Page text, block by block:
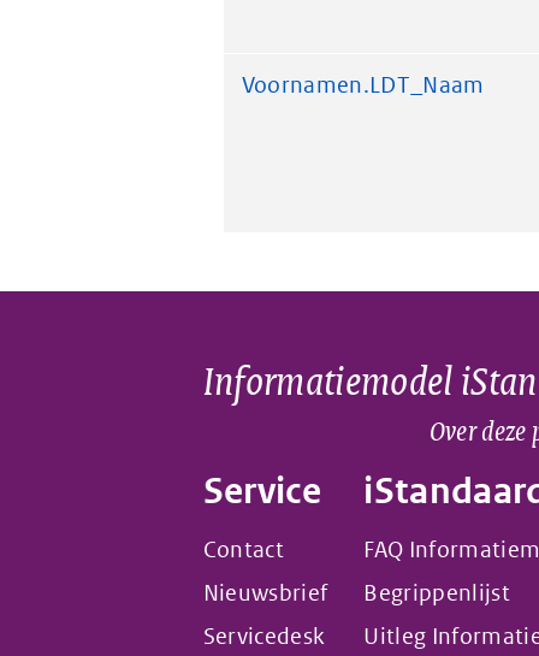
Voornamen.LDT_Naam
Informatiemodel
Over
Service
Contact
Nieuwsbrief
Servicedesk
FAQ
Begrippenlijst
Uitleg